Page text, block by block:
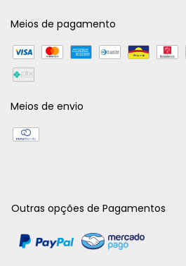
Meios de pagamento
Meios de envio
Outras opções de Pagamentos